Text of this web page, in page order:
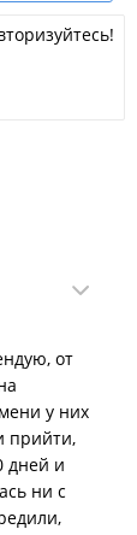
от
у них
прийти,
дней и
ни с